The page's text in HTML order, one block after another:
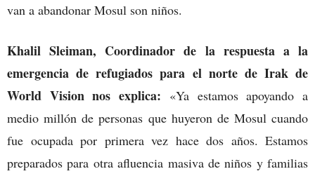
van a abandonar Mosul son niños.
Khalil Sleiman, Coordinador de la respuesta a la
emergencia de refugiados para el norte de Irak de
World Vision nos explica: «Ya estamos apoyando a
medio millón de personas que huyeron de Mosul cuando
fue ocupada por primera vez hace dos años. Estamos
preparados para otra afluencia masiva de niños y familias